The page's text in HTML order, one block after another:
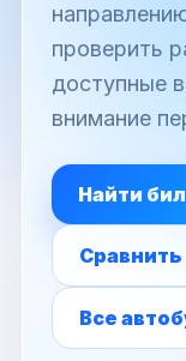
проверить
доступные
внимание
Найти
Все